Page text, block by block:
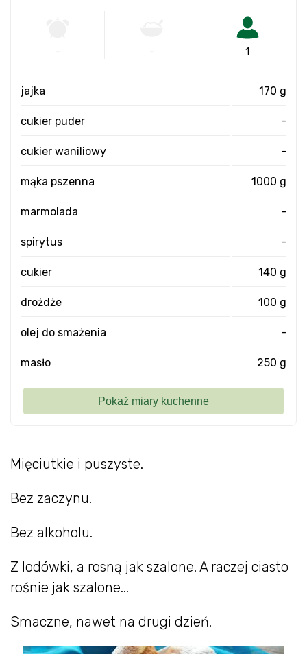
Mięciutkie i puszyste.
Bez zaczynu.
Bez alkoholu.
Z lodówki, a rosną jak szalone. A raczej ciasto
rośnie jak szalone...
Smaczne, nawet na drugi dzień.
1
jajka 170 g
cukier puder -
cukier waniliowy -
mąka pszenna 1000 g
marmolada -
spirytus -
cukier 140 g
drożdże 100 g
olej do smażenia -
masło 250 g